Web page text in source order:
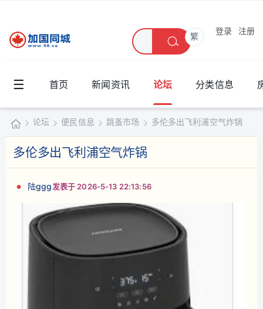
繁
登录 注册
☰ 首页 新闻资讯 论坛 分类信息
国
论坛 便民信息 跳蚤市场 多伦多出飞利浦空气炸锅
多伦多出飞利浦空气炸锅
陆ggg发表于 2026-5-13 22:13:56